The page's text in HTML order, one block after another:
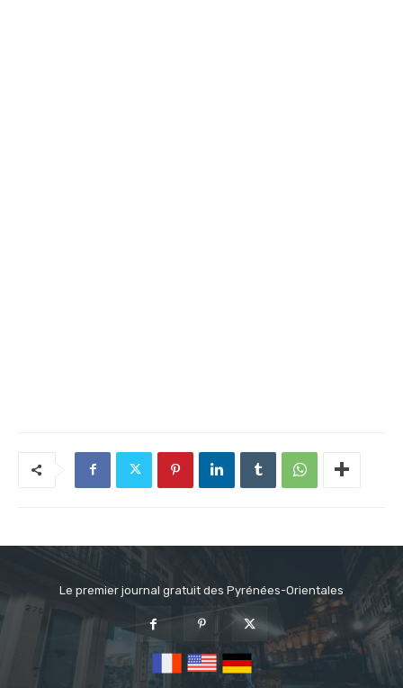
Le premier journal gratuit des Pyrénées-Orientales